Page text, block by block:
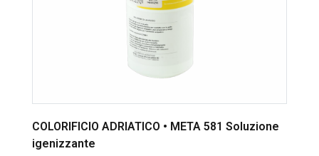
COLORIFICIO ADRIATICO • META 581 Soluzione
igenizzante